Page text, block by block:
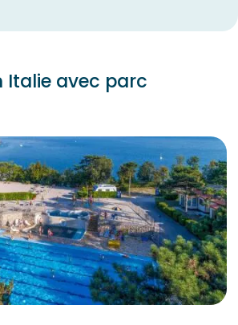
Italie avec parc